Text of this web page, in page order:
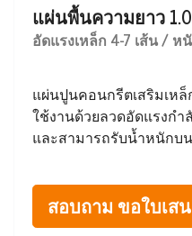
แผ่นพื้นความยาว
อัดแรงเหล็ก 4-7 เส้น / ห
แผ่นปูนคอนกรีตเสริมเห
ใช้งานด้วยลวดอัดแรงก
และสามารถรับน้ำหนักบ
สอบถาม ขอใบเส